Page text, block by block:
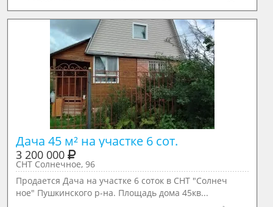
Дача 45 м² на участке 6 сот.
3 200 000
СНТ Солнечное, 96
Продается Дача на участке 6 соток в СНТ "Солнеч
ное" Пушкинского р-на. Площадь дома 45кв...